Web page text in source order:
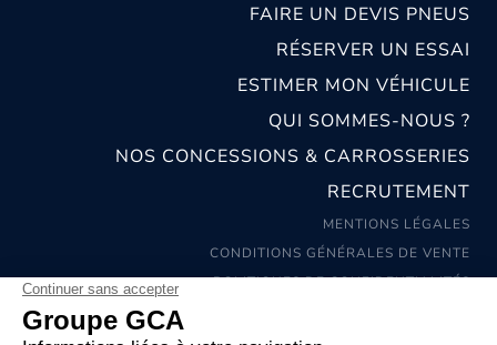
FAIRE UN DEVIS PNEUS
RÉSERVER UN ESSAI
ESTIMER MON VÉHICULE
QUI SOMMES-NOUS ?
NOS CONCESSIONS & CARROSSERIES
RECRUTEMENT
MENTIONS LÉGALES
CONDITIONS GÉNÉRALES DE VENTE
POLITIQUES DE CONFIDENTIALITÉS